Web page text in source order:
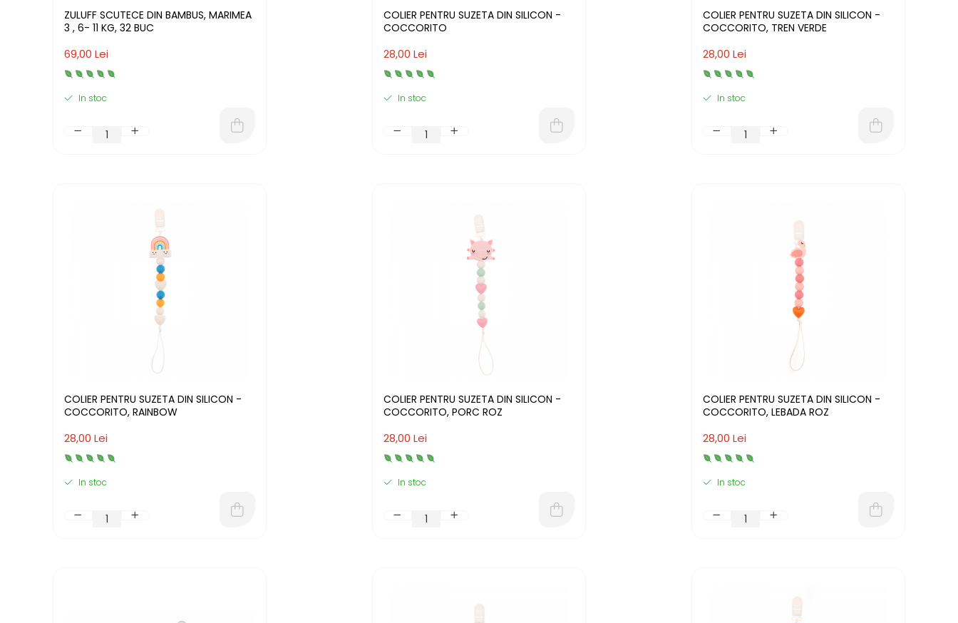
ZULUFF SCUTECE DIN BAMBUS, MARIMEA
3 , 6- 11 KG, 32 BUC
69,00 Lei
In stoc
COLIER PENTRU SUZETA DIN SILICON -
COCCORITO
28,00 Lei
In stoc
COLIER PENTRU SUZETA DIN SILICON -
COCCORITO, TREN VERDE
28,00 Lei
In stoc
COLIER PENTRU SUZETA DIN SILICON -
COCCORITO, RAINBOW
28,00 Lei
In stoc
COLIER PENTRU SUZETA DIN SILICON -
COCCORITO, PORC ROZ
28,00 Lei
In stoc
COLIER PENTRU SUZETA DIN SILICON -
COCCORITO, LEBADA ROZ
28,00 Lei
In stoc